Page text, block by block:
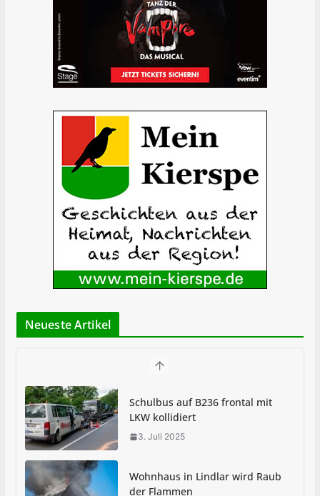
Neueste Artikel
Schulbus auf B236 frontal mit
LKW kollidiert
3. Juli 2025
Wohnhaus in Lindlar wird Raub
der Flammen